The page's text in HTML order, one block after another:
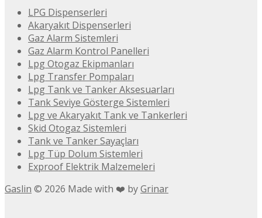
LPG Dispenserleri
Akaryakıt Dispenserleri
Gaz Alarm Sistemleri
Gaz Alarm Kontrol Panelleri
Lpg Otogaz Ekipmanları
Lpg Transfer Pompaları
Lpg Tank ve Tanker Aksesuarları
Tank Seviye Gösterge Sistemleri
Lpg ve Akaryakıt Tank ve Tankerleri
Skid Otogaz Sistemleri
Tank ve Tanker Sayaçları
Lpg Tüp Dolum Sistemleri
Exproof Elektrik Malzemeleri
Gaslin © 2026 Made with ❤️ byGrinar